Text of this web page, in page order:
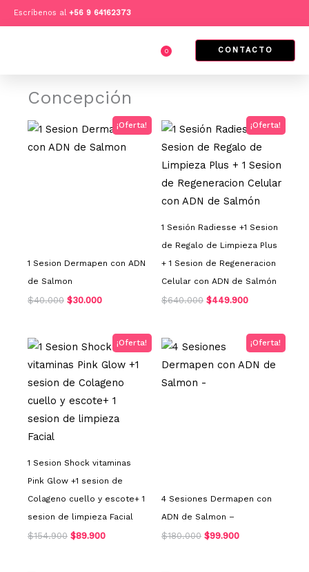
al
Escríbenos al +56 9 64162373
c
e
b
o
s
t
a
g
k
t
k
0
Cart
CONTACTO
Concepción
¡Oferta!
1 Sesion Dermapen con ADN
de Salmon
$40.000
El
original
$30.000
El
precio
actual
¡Oferta!
1 Sesión Radiesse +1 Sesion
de Regalo de Limpieza Plus
+ 1 Sesion de Regeneracion
Celular con ADN de Salmón
$640.000
El
original
era:
$449.900
El
precio
actual
es:
¡Oferta!
1 Sesion Shock vitaminas
Pink Glow +1 sesion de
Colageno cuello y escote+ 1
sesion de limpieza Facial
$154.900
El
original
era:
$154.900.
$89.900
El
precio
actual
es:
$89.900.
¡Oferta!
4 Sesiones Dermapen con
ADN de Salmon –
$180.000
El
original
$99.900
precio
actual